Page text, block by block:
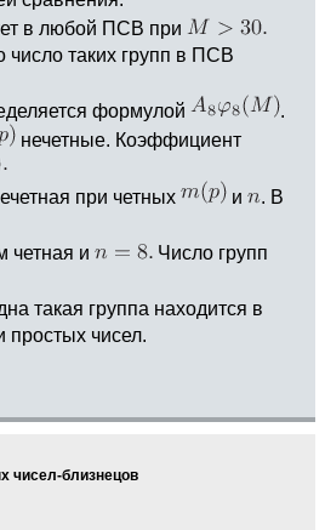
в любой ПСВ при
число таких групп в ПСВ
формулой
.
нечетные. Коэффициент
при четных и
. В
четная и
Число групп
такая группа находится в
простых чисел.
чисел-близнецов